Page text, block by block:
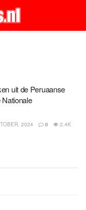
uit de Peruaanse
2024 0 2.4K